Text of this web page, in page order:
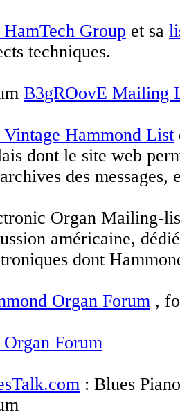
Group et sa
techniques.
B3gROovE Mailing
Vintage Hammond List
dont le site web
des messages,
Organ Mailing-
américaine,
dont
Organ Forum ,
Forum
: Blues